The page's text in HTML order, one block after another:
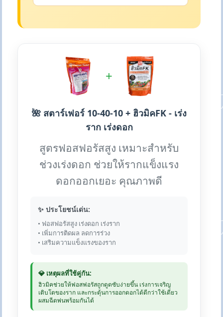
+
🌺 สตาร์เฟอร์ 10-40-10 + ฮิวมิคFK - เร่ง
ราก เร่งดอก
สูตรฟอสฟอรัสสูง เหมาะสำหรับ
ช่วงเร่งดอก ช่วยให้รากแข็งแรง
ดอกออกเยอะ คุณภาพดี
✨ ประโยชน์เด่น:
• ฟอสฟอรัสสูง เร่งดอก เร่งราก
• เพิ่มการติดผล ลดการร่วง
• เสริมความแข็งแรงของราก
💎 เหตุผลที่ใช้คู่กัน:
ฮิวมิคช่วยให้ฟอสฟอรัสถูกดูดซับง่ายขึ้น เร่งการเจริญ
เติบโตของราก และกระตุ้นการออกดอกได้ดีกว่าใช้เดี่ยว
ผสมฉีดพ่นพร้อมกันได้